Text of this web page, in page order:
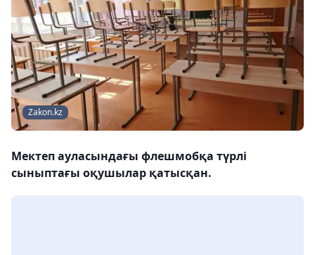
Zakon.kz
Мектеп ауласындағы флешмобқа түрлі
сыныптағы оқушылар қатысқан.